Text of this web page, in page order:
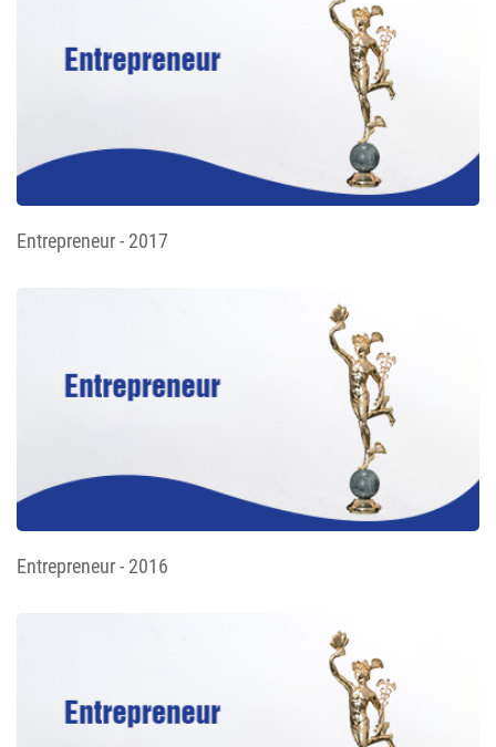
Entrepreneur - 2017
Entrepreneur - 2016